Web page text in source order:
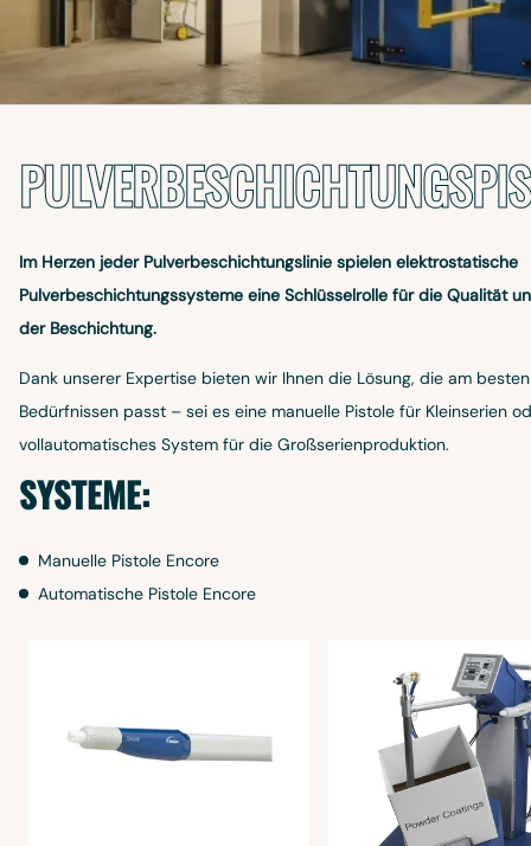
Im Herzen jeder Pulverbeschichtungslinie spielen elektrostatische
Pulverbeschichtungssysteme eine Schlüsselrolle für die Qualität
der Beschichtung.
Dank unserer Expertise bieten wir Ihnen die Lösung, die am
Bedürfnissen passt – sei es eine manuelle Pistole für Kleinserien
vollautomatisches System für die Großserienproduktion.
SYSTEME:
Manuelle Pistole Encore
Automatische Pistole Encore